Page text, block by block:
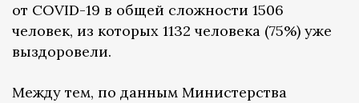
от COVID-19 в общей сложности 1506
человек, из которых 1132 человека (75%) уже
выздоровели.
Между тем, по данным Министерства